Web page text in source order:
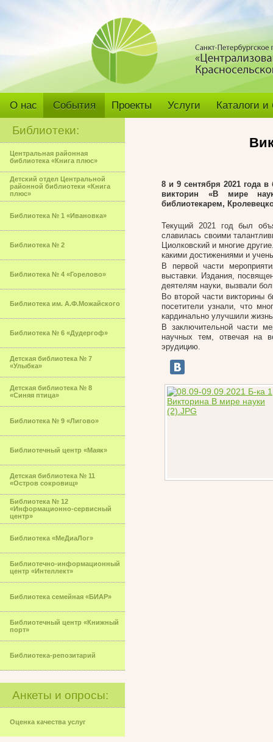
О нас События Проекты Услуги Каталоги
Библиотеки:
Центральная районная
библиотека «Книга плюс»
Детский отдел Центральной
районной библиотеки «Книга
плюс»
Библиотека № 1 «Ивановка»
Библиотека № 2
Библиотека № 4 «Горелово»
Библиотека им. А.Ф.Можайского
Библиотека № 6 «Дудергоф»
Детская библиотека № 7
«Улыбка»
Детская библиотека № 8
«Синяя птица»
Библиотека № 9 «Лигово»
Библиотечный центр «Маяк»
Детская библиотека № 11
«Остров сокровищ»
Библиотека № 12
«Информационно-сервисный
центр»
Библиотека «МеДиаЛог»
Библиотечно-информационный
центр «Интеллект»
Библиотека семейная «БИАР»
Библиотечный центр «Книжный
порт»
Библиотека-репозитарий
Анкеты и опросы:
Оценка качества услуг
8 и 9 сентября 2021 года
викторин «В мире
библиотекарем,
Текущий 2021 год был
славилась своими
Циолковский и многие
какими достижениями и
В первой части
выставки. Издания,
деятелям науки, вызвали
Во второй части викторины
посетители узнали, что
кардинально улучшили
В заключительной части
научных тем, отвечая на
эрудицию.